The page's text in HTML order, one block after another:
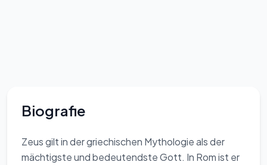
Biografie
Zeus gilt in der griechischen Mythologie als der
mächtigste und bedeutendste Gott. In Rom ist er